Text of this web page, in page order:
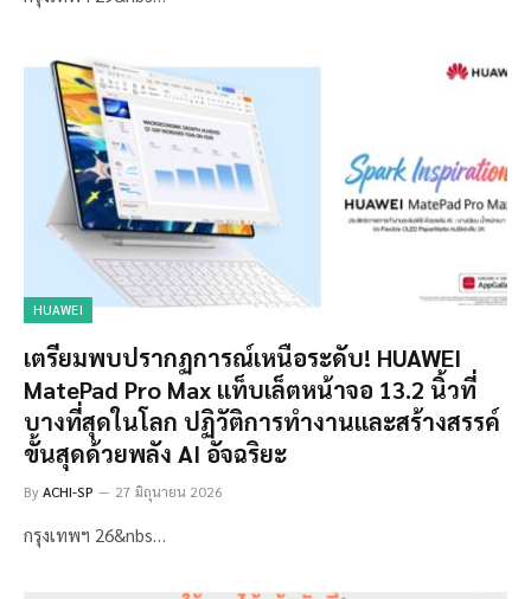
HUAWEI
เตรียมพบปรากฏการณ์เหนือระดับ! HUAWEI
MatePad Pro Max แท็บเล็ตหน้าจอ 13.2 นิ้วที่
บางที่สุดในโลก ปฏิวัติการทำงานและสร้างสรรค์
ขั้นสุดด้วยพลัง AI อัจฉริยะ
ByACHI-SP 27 มิถุนายน 2026
กรุงเทพฯ 26&nbs…